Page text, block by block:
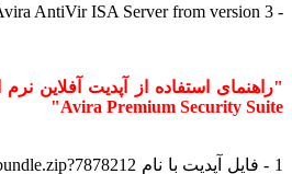
Avira Premium Security